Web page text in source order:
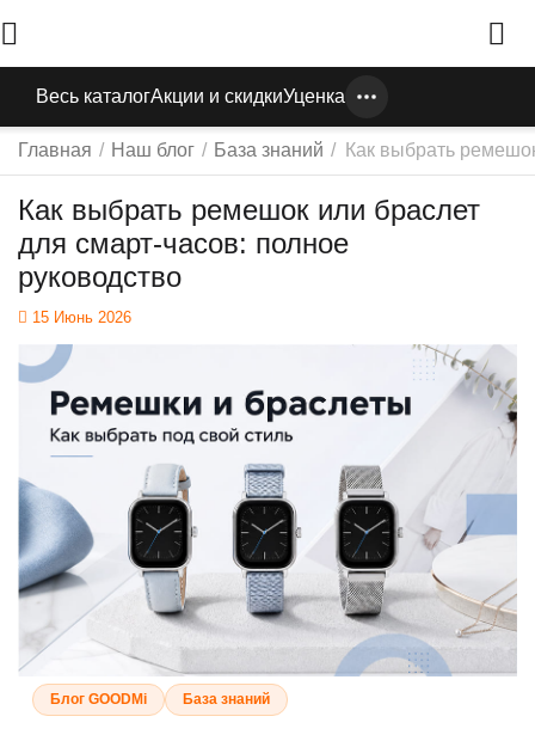
Весь каталогАкции и скидкиУценка
Главная / Наш блог / База знаний / Как выбрать
Как выбрать ремешок или браслет
для смарт-часов: полное
руководство
15 Июнь 2026
Блог GOODMi База знаний